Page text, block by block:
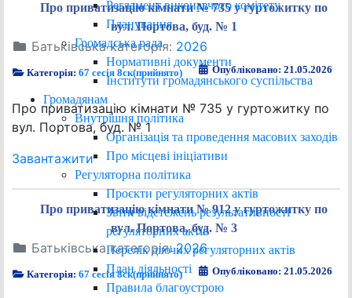
Регламент виконавчого комітету
Планування
Громадська рада
Нормативні документи
Інститути громадянського суспільства
Громадянам
Внутрішня політика
Організація та проведення масових заходів
Про місцеві ініціативи
Регуляторна політика
Проєкти регуляторних актів
Звіти відстежень результативності
регуляторних актів
Перелік діючих регуляторних актів
План діяльності
Правила благоустрою
Про приватизацію кімнати № 735 у гуртожитку по
вул. Портова, буд. № 1
Батьківська категорія: 2026
Категорія:67 сесія 8ск(прийнято) Опубліковано: 21.05.2026
Про приватизацію кімнати № 735 у гуртожитку по
вул. Портова, буд. № 1
Завантажити
Про приватизацію кімнати № 912 у гуртожитку по
вул. Портова, буд. № 3
Батьківська категорія:2026
Категорія:67 сесія 8ск(прийнято) Опубліковано: 21.05.2026